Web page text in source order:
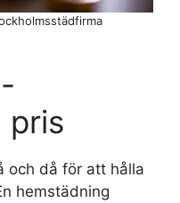
pris
och då för att hålla
hemstädning